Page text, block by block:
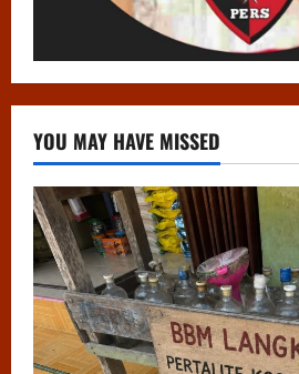
YOU MAY HAVE MISSED